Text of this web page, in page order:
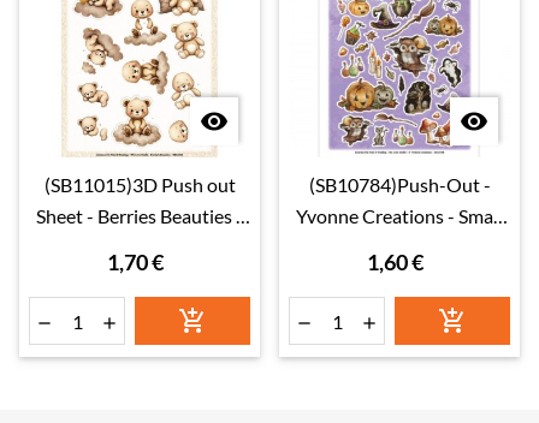

(SB11015)3D Push out
Sheet - Berries Beauties -
1,70 €
  

(SB10784)Push-Out -
Yvonne Creations - Small
1,60 €
  